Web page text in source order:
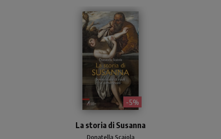
- 5%
spirituale della storia di
Susanna, poco considerata
Donatella Scaiola
La storia di Susanna